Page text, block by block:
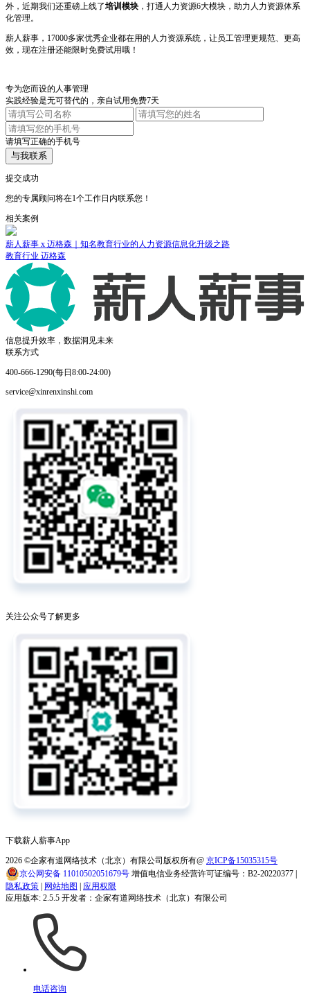
外，近期我们还重磅上线了培训模块 ，打通人力资源6大模块，助力人力资源体系
化管理。
薪人薪事，17000多家优秀企业都在用的人力资源系统，让员工管理更规范、更高
效，现在注册还能限时免费试用哦！
专为您而设的人事管理
实践经验是无可替代的，亲自试用免费7天
请填写正确的手机号
与我联系
提交成功
您的专属顾问将在1个工作日内联系您！
相关案例
8000万人每天都用的英语APP百词斩选择薪人薪事
教育行业 百词斩
信息提升效率，数据洞见未来
联系方式
400-666-1290(每日8:00-24:00)
service@xinrenxinshi.com
关注公众号了解更多
下载薪人薪事App
2026 ©企家有道网络技术（北京）有限公司版权所有@ 京ICP备15035315号
京公网安备 11010502051679号 增值电信业务经营许可证编号：B2-20220377 |
隐私政策
网站地图
应用权限
应用版本: 2.5.5 开发者：企家有道网络技术（北京）有限公司
电话咨询